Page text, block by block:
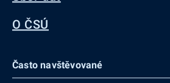
O ČSÚ
Často navštěvované